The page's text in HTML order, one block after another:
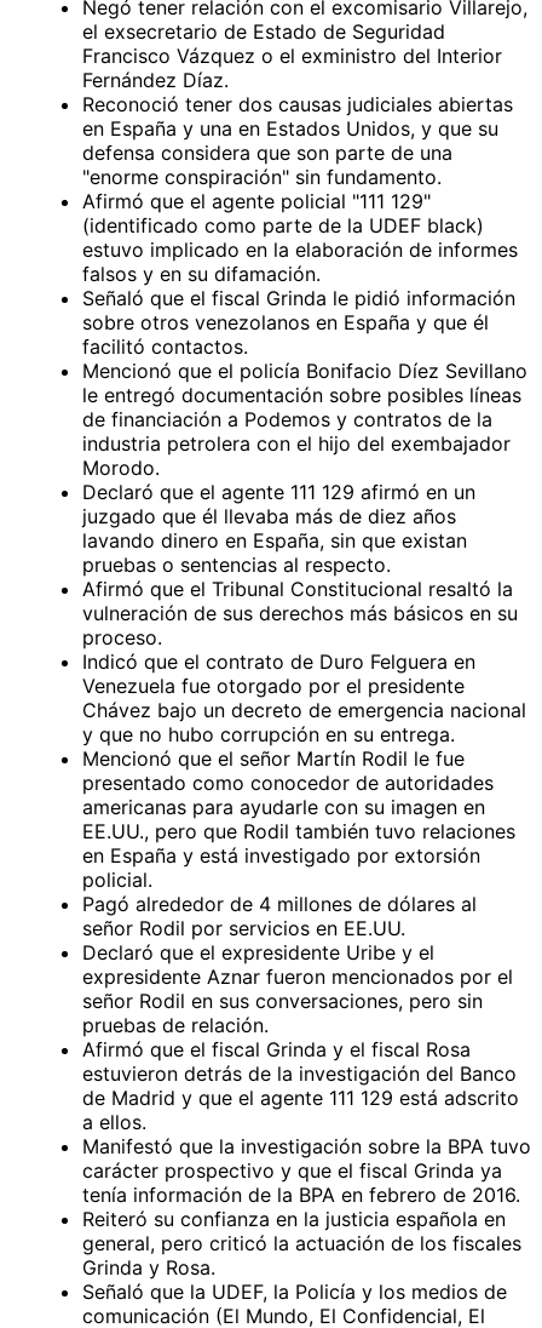
Negó tener relación con el excomisario Villarejo,
el exsecretario de Estado de Seguridad
Francisco Vázquez o el exministro del Interior
Fernández Díaz.
Reconoció tener dos causas judiciales abiertas
en España y una en Estados Unidos, y que su
defensa considera que son parte de una
"enorme conspiración" sin fundamento.
Afirmó que el agente policial "111 129"
(identificado como parte de la UDEF black)
estuvo implicado en la elaboración de informes
falsos y en su difamación.
Señaló que el fiscal Grinda le pidió información
sobre otros venezolanos en España y que él
facilitó contactos.
Mencionó que el policía Bonifacio Díez Sevillano
le entregó documentación sobre posibles líneas
de financiación a Podemos y contratos de la
industria petrolera con el hijo del exembajador
Morodo.
Declaró que el agente 111 129 afirmó en un
juzgado que él llevaba más de diez años
lavando dinero en España, sin que existan
pruebas o sentencias al respecto.
Afirmó que el Tribunal Constitucional resaltó la
vulneración de sus derechos más básicos en su
proceso.
Indicó que el contrato de Duro Felguera en
Venezuela fue otorgado por el presidente
Chávez bajo un decreto de emergencia nacional
y que no hubo corrupción en su entrega.
Mencionó que el señor Martín Rodil le fue
presentado como conocedor de autoridades
americanas para ayudarle con su imagen en
EE.UU., pero que Rodil también tuvo relaciones
en España y está investigado por extorsión
policial.
Pagó alrededor de 4 millones de dólares al
señor Rodil por servicios en EE.UU.
Declaró que el expresidente Uribe y el
expresidente Aznar fueron mencionados por el
señor Rodil en sus conversaciones, pero sin
pruebas de relación.
Afirmó que el fiscal Grinda y el fiscal Rosa
estuvieron detrás de la investigación del Banco
de Madrid y que el agente 111 129 está adscrito
a ellos.
Manifestó que la investigación sobre la BPA tuvo
carácter prospectivo y que el fiscal Grinda ya
tenía información de la BPA en febrero de 2016.
Reiteró su confianza en la justicia española en
general, pero criticó la actuación de los fiscales
Grinda y Rosa.
Señaló que la UDEF, la Policía y los medios de
comunicación (El Mundo, El Confidencial, El